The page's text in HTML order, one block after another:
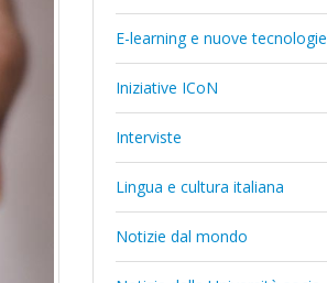
E-learning e nuove tecnologie
Iniziative ICoN
Interviste
Lingua e cultura italiana
Notizie dal mondo